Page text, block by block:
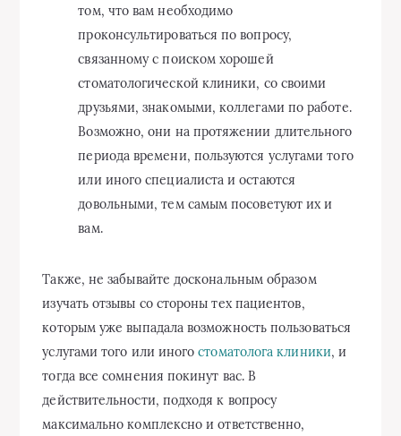
том, что вам необходимо
проконсультироваться по вопросу,
связанному с поиском хорошей
стоматологической клиники, со своими
друзьями, знакомыми, коллегами по работе.
Возможно, они на протяжении длительного
периода времени, пользуются услугами того
или иного специалиста и остаются
довольными, тем самым посоветуют их и
вам.
Также, не забывайте доскональным образом
изучать отзывы со стороны тех пациентов,
которым уже выпадала возможность пользоваться
услугами того или иногостоматолога клиники, и
тогда все сомнения покинут вас. В
действительности, подходя к вопросу
максимально комплексно и ответственно,